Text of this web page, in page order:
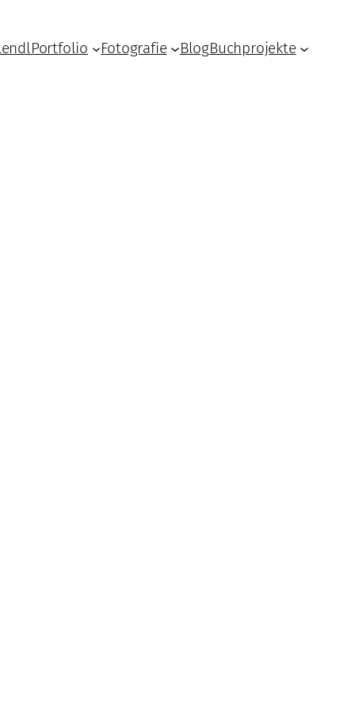
Portfolio Fotografie BlogBuchprojekte